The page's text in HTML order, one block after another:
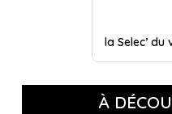
la Selec’ du
À